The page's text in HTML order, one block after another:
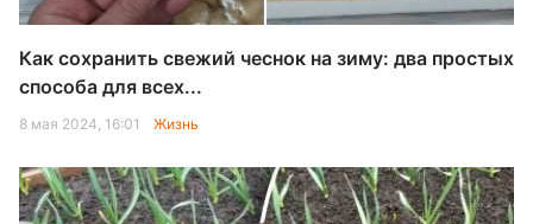
Как сохранить свежий чеснок на зиму: два простых
способа для всех...
8 мая 2024, 16:01 Жизнь